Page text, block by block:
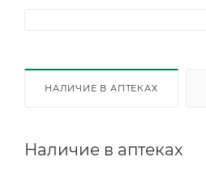
НАЛИЧИЕ В АПТЕКАХ
Наличие в аптеках